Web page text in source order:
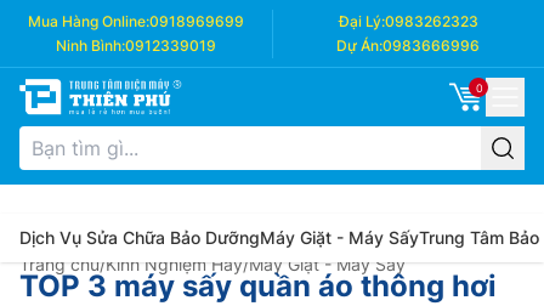
Mua Hàng Online:0918969699 Đại Lý:0983262323
Ninh Bình:0912339019 Dự Án:0983666996
0
Dịch Vụ Sửa Chữa Bảo DưỡngMáy Giặt - Máy SấyTrung Tâm Bảo
Trang chủ/Kinh Nghiệm Hay/Máy Giặt - Máy Sấy
TOP 3 máy sấy quần áo thông hơi